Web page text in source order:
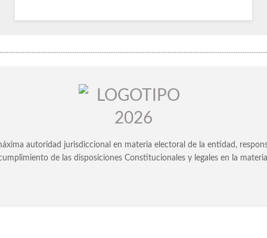
autoridad jurisdiccional en materia electoral de la entidad,
de las disposiciones Constitucionales y legales en la